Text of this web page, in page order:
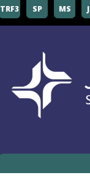
TRF3 SP MS